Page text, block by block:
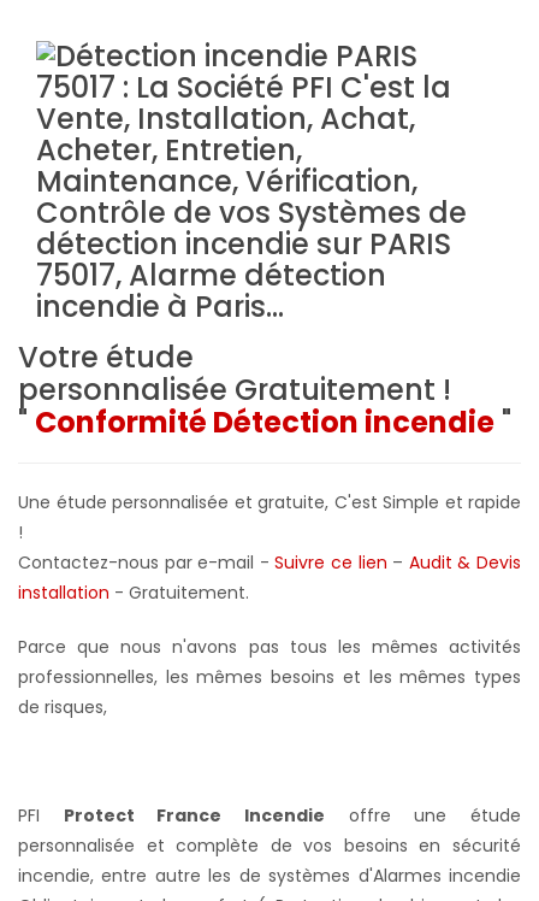
Votre étude
personnalisée Gratuitement !
" Conformité Détection incendie "
Une étude personnalisée et gratuite, C'est Simple et rapide
!
Contactez-nous par e-mail -Suivre ce lien – Audit & Devis
installation - Gratuitement.
Parce que nous n'avons pas tous les mêmes activités
professionnelles, les mêmes besoins et les mêmes types
de risques,
PFI Protect France Incendie offre une étude
personnalisée et complète de vos besoins en sécurité
incendie, entre autre les de systèmes d'Alarmes incendie